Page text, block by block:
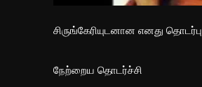
சிருங்கேரியுடனான எனது தொடர்பு
நேற்றைய தொடர்ச்சி